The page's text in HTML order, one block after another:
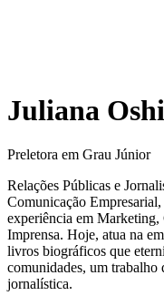
Juliana
Preletora em Grau Júnior
Relações Públicas e
Comunicação
experiência em Marketing,
Imprensa. Hoje, atua na
livros biográficos que
comunidades, um trabalho
jornalística.